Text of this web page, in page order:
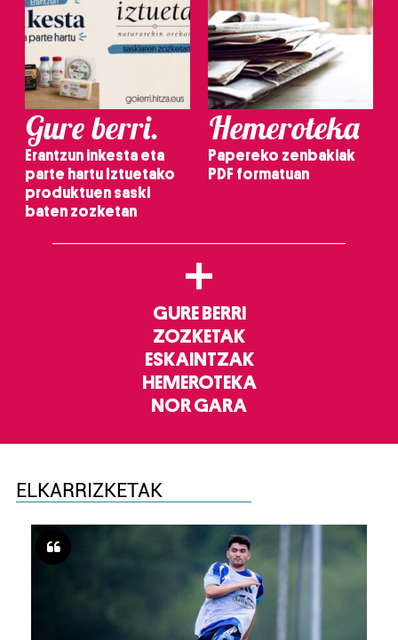
Gure berri.
Erantzun inkesta eta
parte hartu Iztuetako
produktuen saski
baten zozketan
Hemeroteka
Papereko zenbakiak
PDF formatuan
+
GURE BERRI
ZOZKETAK
ESKAINTZAK
HEMEROTEKA
NOR GARA
ELKARRIZKETAK